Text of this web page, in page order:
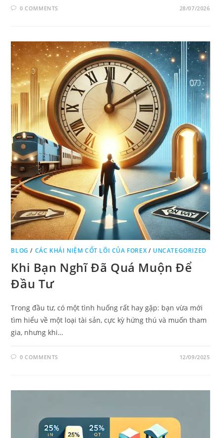
0 COMMENTS 28/07/2026
BLOG / CÁC KHÁI NIỆM CỐT LÕI CỦA FOREX/ UNCATEGORIZED
Khi Bạn Nghĩ Đã Quá Muộn Để
Đầu Tư
Trong đầu tư, có một tình huống rất hay gặp: bạn vừa mới
tìm hiểu về một loại tài sản, cực kỳ hứng thú và muốn tham
gia, nhưng khi…
0 COMMENTS 12/09/2025